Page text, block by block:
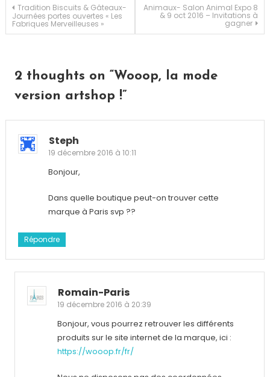
Navigation
de
l’article
Tradition Biscuits & Gâteaux-
Journées portes ouvertes « Les
Fabriques Merveilleuses »
Animaux- Salon Animal Expo 8
& 9 oct 2016 – Invitations à
gagner
2 thoughts on “Wooop, la mode
version artshop !”
Steph
19 décembre 2016 à 10:11
Bonjour,
Dans quelle boutique peut-on trouver cette
marque à Paris svp ??
Répondre
Romain-Paris
19 décembre 2016 à 20:39
Bonjour, vous pourrez retrouver les différents
produits sur le site internet de la marque, ici :
https://wooop.fr/fr/